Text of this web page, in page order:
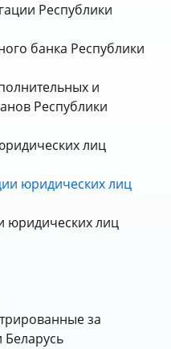
Республики
банка Республики
и
Республики
лиц
юридических лиц
юридических лиц
за
Беларусь